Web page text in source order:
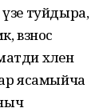
үзе туйдыра,
взнос
хәлен
ясамыйча